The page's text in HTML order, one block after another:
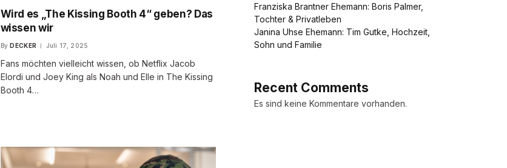
Wird es „The Kissing Booth 4“ geben? Das
wissen wir
By DECKER Juli 17, 2025
Fans möchten vielleicht wissen, ob Netflix Jacob
Elordi und Joey King als Noah und Elle in The Kissing
Booth 4…
Franziska Brantner Ehemann: Boris Palmer,
Tochter & Privatleben
Janina Uhse Ehemann: Tim Gutke, Hochzeit,
Sohn und Familie
Recent Comments
Es sind keine Kommentare vorhanden.